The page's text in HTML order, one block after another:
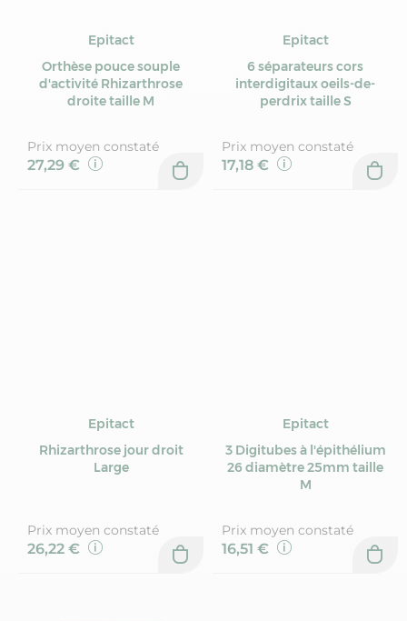
Epitact
Orthèse pouce souple
d'activité Rhizarthrose
droite taille M
Prix moyen constaté
27,29 €
Epitact
6 séparateurs cors
interdigitaux oeils-de-
perdrix taille S
Prix moyen constaté
17,18 €
Epitact
Rhizarthrose jour droit
Large
Prix moyen constaté
26,22 €
Epitact
3 Digitubes à l'épithélium
26 diamètre 25mm taille
M
Prix moyen constaté
16,51 €